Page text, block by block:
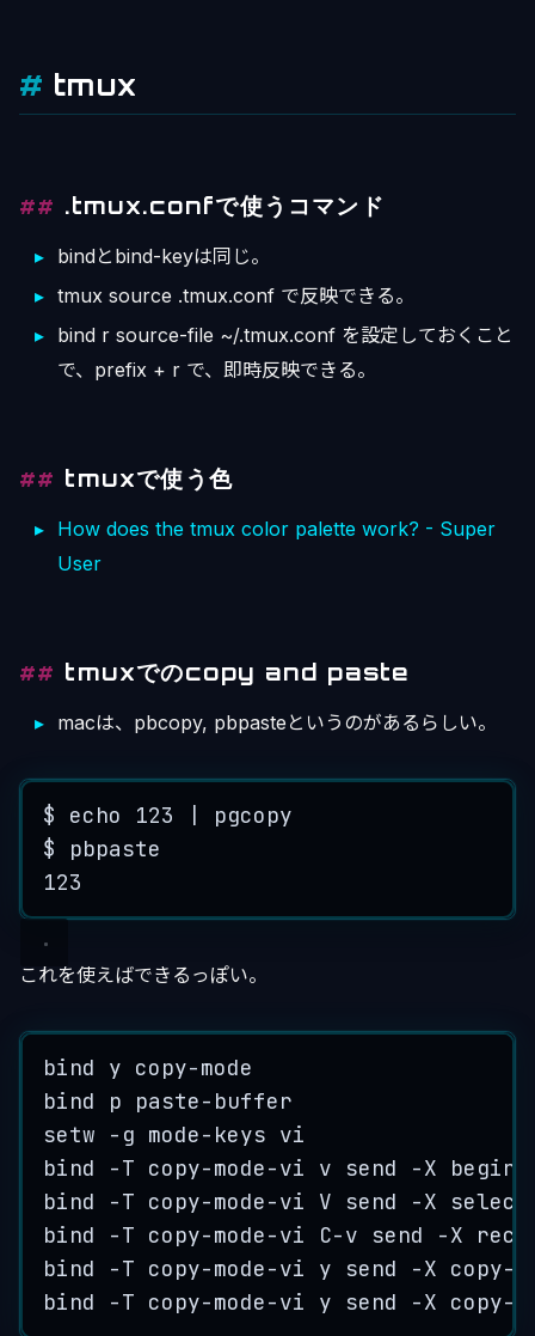
tmux
.tmux.confで使うコマンド
bindとbind-keyは同じ。
tmux source .tmux.conf で反映できる。
bind r source-file ~/.tmux.conf を設定しておくこと
で、prefix + r で、即時反映できる。
tmuxで使う色
How does the tmux color palette work? - Super
User
tmuxでのcopy and paste
macは、pbcopy, pbpasteというのがあるらしい。
$ echo 123 | pgcopy
$ pbpaste
123
これを使えばできるっぽい。
bind y copy-mode
bind p paste-buffer
setw -g mode-keys vi
bind -T copy-mode-vi v send -X
bind -T copy-mode-vi V send -X
bind -T copy-mode-vi C-v send -X
bind -T copy-mode-vi y send -X copy-
bind -T copy-mode-vi y send -X copy-